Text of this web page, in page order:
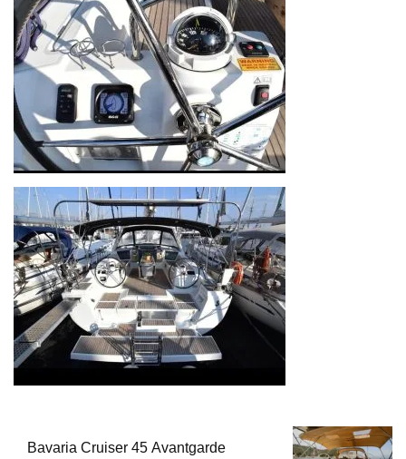
Bavaria Cruiser 45 Avantgarde